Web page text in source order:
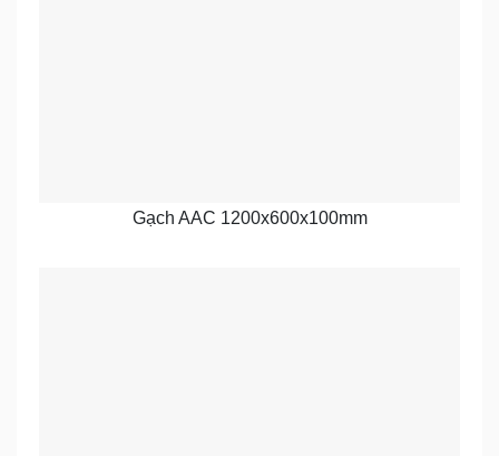
Gạch AAC 1200x600x100mm